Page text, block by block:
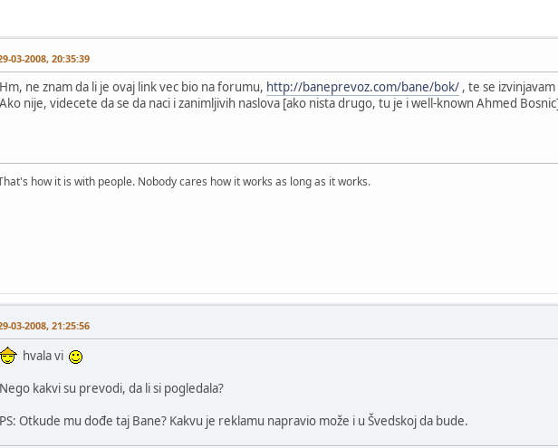
03-2008, 20:35:39
Hm, ne znam da li je ovaj link vec bio na forumu, http://baneprevoz.com/bane/bok/ , te se
Ako nije, videcete da se da naci i zanimljivih naslova [ako nista drugo, tu je i well-known Ahmed
how it is with people. Nobody cares how it works as long as it works.
03-2008, 21:25:56
hvala vi
Nego kakvi su prevodi, da li si pogledala?
PS: Otkude mu dođe taj Bane? Kakvu je reklamu napravio može i u Švedskoj da bude.